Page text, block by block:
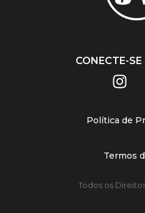
CONECTE-
Política de
Termos
Todos os